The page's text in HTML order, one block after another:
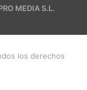
MEDIA S.L.
los derechos